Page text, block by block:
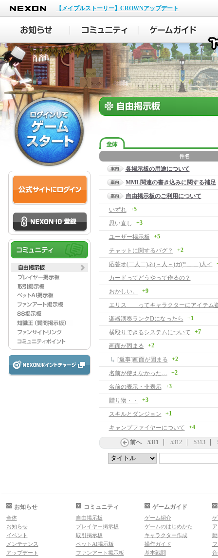
NEXON
【メイプルストーリー】CROWNアップデート
各掲示板の用途について
MML関連の書き込みに関する補足
自由掲示板のご利用について
いずれ
+5
思い直し +3
ユーザー掲示板 +5
チャットに関するバグ？ +2
応答オ(￣人￣)ネ(－人－)ガ(*＿ ＿)人イ
カードってどうやって作るの？
おかしい。
+9
エリス ってキャラクターにアイテム
楽器演奏ランクDになったら
+1
横殴りできるシステムについて +7
画面が固まる +2
[返事]画面が固まる +2
名前が使えなかった… +2
名前の表示・非表示 +3
贈り物・・ +3
スキルとダンジョン +1
キャンプファイヤーについて +4
前へ 5311 5312 5313
お知らせ
全体
お知らせ
イベント
メンテナンス
アップデート
コミュニティ
自由掲示板
プレイヤー掲示板
取引掲示板
ペットAI掲示板
ファンアート掲示板
ゲームガイド
ゲーム紹介
ゲームのはじめかた
キャラクター作成
操作ガイド
基本戦闘